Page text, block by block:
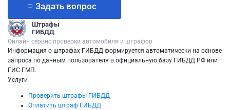
Задать вопрос
Штрафы
ГИБДД
Онлайн сервис проверки автомобиля и штрафов
Информация о штрафах ГИБДД формируется автоматически на основе
запроса по данным пользователя в официальную базу ГИБДД РФ или
ГИС ГМП.
Услуги
Проверить штрафы ГИБДД
Оплатить штраф ГИБДД